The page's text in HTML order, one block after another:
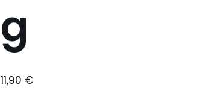
g
11,90 €